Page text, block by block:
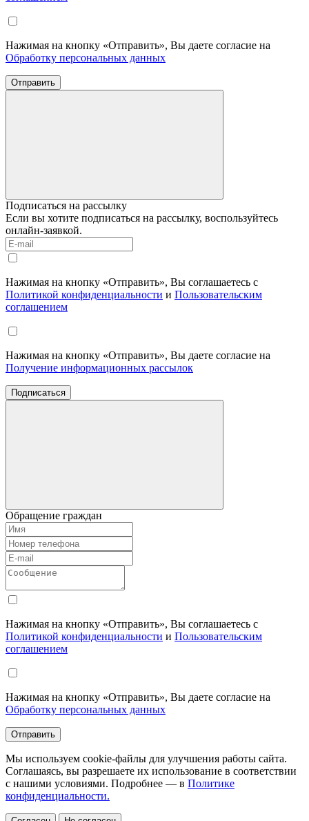
Нажимая на кнопку «Отправить», Вы даете согласие на
Обработку персональных данных
Отправить
Подписаться на рассылку
Если вы хотите подписаться на рассылку, воспользуйтесь
онлайн-заявкой.
Нажимая на кнопку «Отправить», Вы соглашаетесь с
Политикой конфиденциальности и Пользовательским
соглашением
Нажимая на кнопку «Отправить», Вы даете согласие на
Получение информационных рассылок
Подписаться
Обращение граждан
Нажимая на кнопку «Отправить», Вы соглашаетесь с
Политикой конфиденциальности и Пользовательским
соглашением
Нажимая на кнопку «Отправить», Вы даете согласие на
Обработку персональных данных
Отправить
Мы используем cookie-файлы для улучшения работы сайта.
Соглашаясь, вы разрешаете их использование в соответствии
с нашими условиями. Подробнее — в Политике
конфиденциальности.